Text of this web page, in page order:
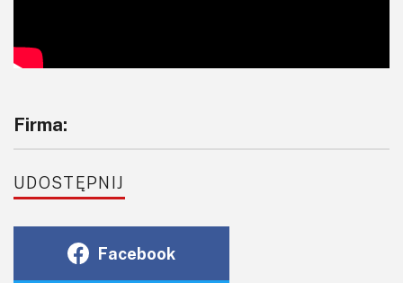
Firma:
UDOSTĘPNIJ
Facebook